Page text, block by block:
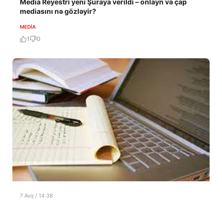
Media Reyestri yeni Şuraya verildi – onlayn və çap
mediasını nə gözləyir?
MEDİA
1 0
7 Avq / 14:38